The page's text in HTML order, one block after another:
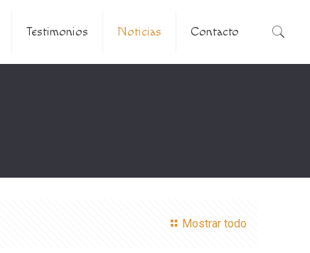
Testimonios Noticias Contacto
Mostrar todo